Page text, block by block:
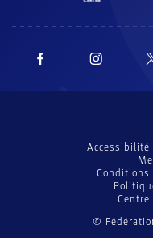
©
Accessibilité
Conditions
Centre